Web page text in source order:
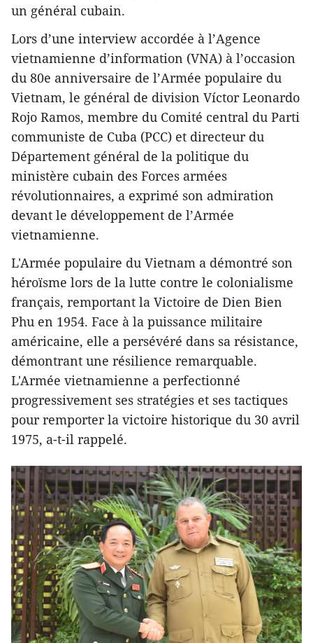
un général cubain.
Lors d’une interview accordée à l’Agence
vietnamienne d’information (VNA) à l’occasion
du 80e anniversaire de l’Armée populaire du
Vietnam, le général de division Víctor Leonardo
Rojo Ramos, membre du Comité central du Parti
communiste de Cuba (PCC) et directeur du
Département général de la politique du
ministère cubain des Forces armées
révolutionnaires, a exprimé son admiration
devant le développement de l’Armée
vietnamienne.
L'Armée populaire du Vietnam a démontré son
héroïsme lors de la lutte contre le colonialisme
français, remportant la Victoire de Dien Bien
Phu en 1954. Face à la puissance militaire
américaine, elle a persévéré dans sa résistance,
démontrant une résilience remarquable.
L'Armée vietnamienne a perfectionné
progressivement ses stratégies et ses tactiques
pour remporter la victoire historique du 30 avril
1975, a-t-il rappelé.